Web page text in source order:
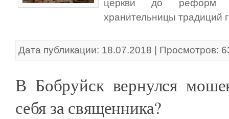
церкви до реформ
хранительницы традиций
Дата публикации: 18.07.2018 | Просмотров:
В Бобруйск вернулся
себя за священника?